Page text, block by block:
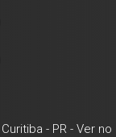
Curitiba - PR- Ver no